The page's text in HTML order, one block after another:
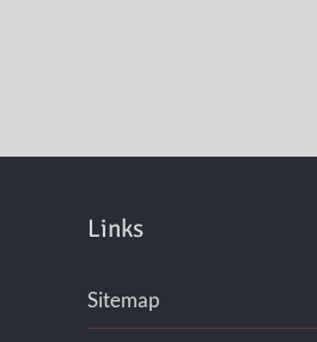
Links
Sitemap